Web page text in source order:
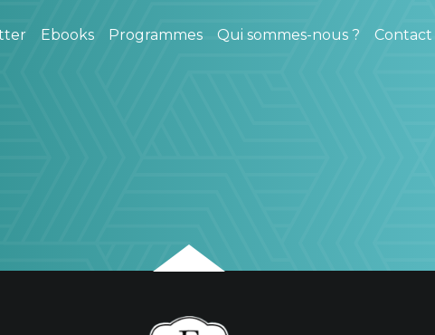
Ebooks Programmes Qui sommes-nous ? Contact